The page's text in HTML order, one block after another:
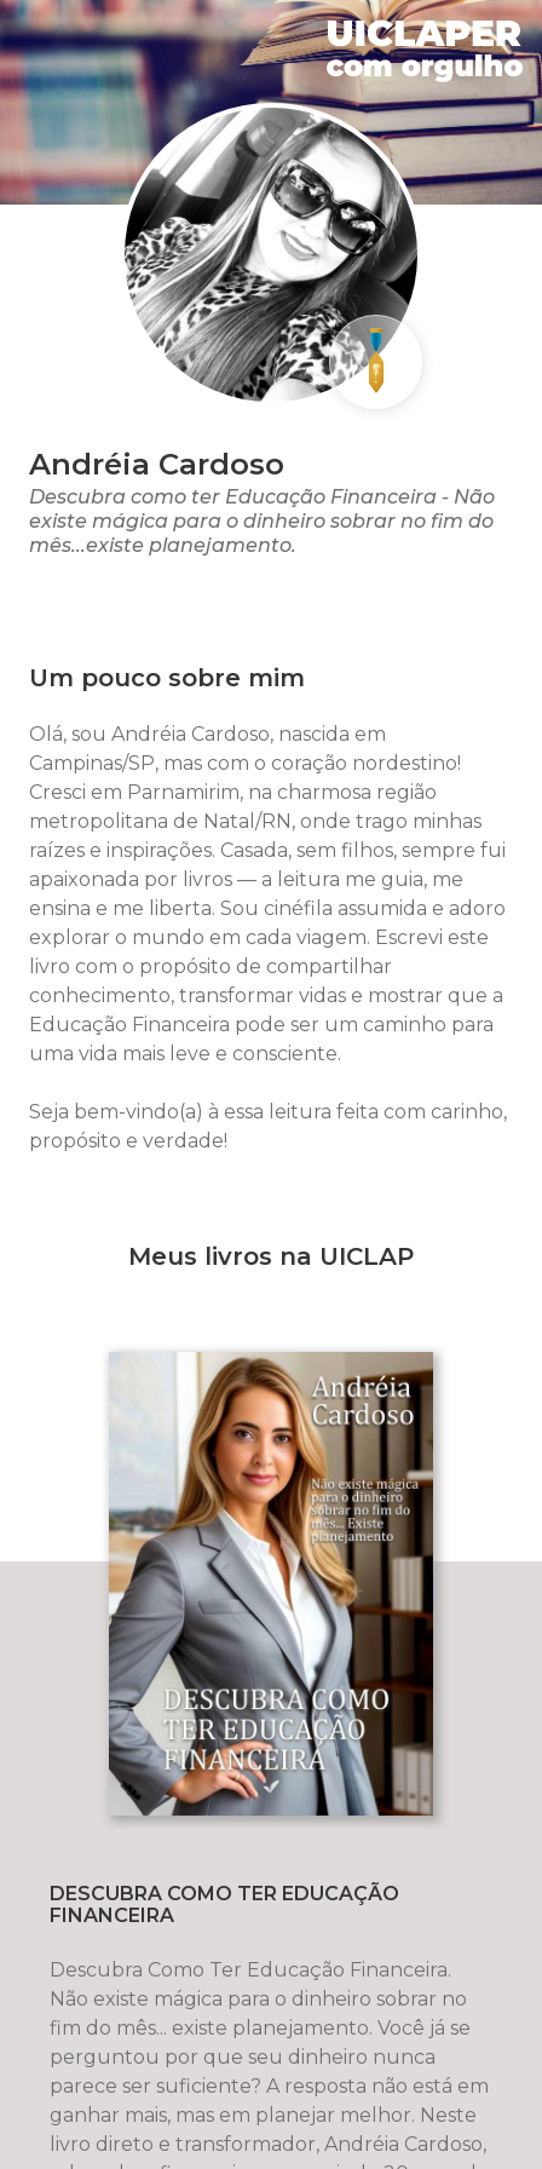
Andréia Cardoso
Descubra como ter Educação Financeira - Não
existe mágica para o dinheiro sobrar no fim do
mês...existe planejamento.
Um pouco sobre mim
Olá, sou Andréia Cardoso, nascida em
Campinas/SP, mas com o coração nordestino!
Cresci em Parnamirim, na charmosa região
metropolitana de Natal/RN, onde trago minhas
raízes e inspirações. Casada, sem filhos, sempre fui
apaixonada por livros — a leitura me guia, me
ensina e me liberta. Sou cinéfila assumida e adoro
explorar o mundo em cada viagem. Escrevi este
livro com o propósito de compartilhar
conhecimento, transformar vidas e mostrar que a
Educação Financeira pode ser um caminho para
uma vida mais leve e consciente.
Seja bem-vindo(a) à essa leitura feita com carinho,
propósito e verdade!
Meus livros na UICLAP
DESCUBRA COMO TER EDUCAÇÃO
FINANCEIRA
Descubra Como Ter Educação Financeira.
Não existe mágica para o dinheiro sobrar no
fim do mês... existe planejamento. Você já se
perguntou por que seu dinheiro nunca
parece ser suficiente? A resposta não está em
ganhar mais, mas em planejar melhor. Neste
livro direto e transformador, Andréia Cardoso,